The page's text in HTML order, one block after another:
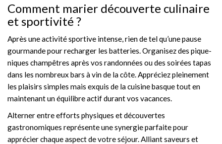
Comment marier découverte culinaire
et sportivité ?
Après une activité sportive intense, rien de tel qu’une pause
gourmande pour recharger les batteries. Organisez des pique-
niques champêtres après vos randonnées ou des soirées tapas
dans les nombreux bars à vin de la côte. Appréciez pleinement
les plaisirs simples mais exquis de la cuisine basque tout en
maintenant un équilibre actif durant vos vacances.
Alterner entre efforts physiques et découvertes
gastronomiques représente une synergie parfaite pour
apprécier chaque aspect de votre séjour. Alliant saveurs et